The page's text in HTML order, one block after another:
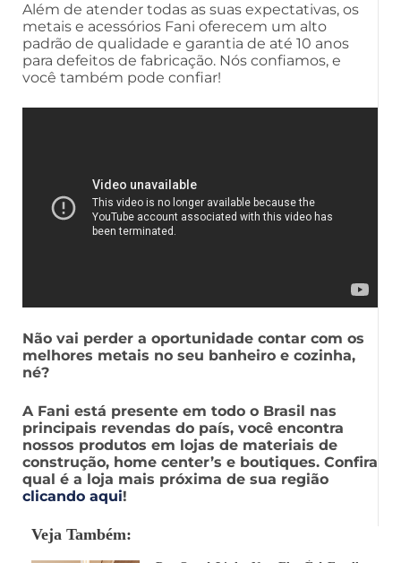
Além de atender todas as suas expectativas, os
metais e acessórios Fani oferecem um alto
padrão de qualidade e garantia de até 10 anos
para defeitos de fabricação. Nós confiamos, e
você também pode confiar!
Não vai perder a oportunidade contar com os
melhores metais no seu banheiro e cozinha,
né?
A Fani está presente em todo o Brasil nas
principais revendas do país, você encontra
nossos produtos em lojas de materiais de
construção, home center’s e boutiques. Confira
qual é a loja mais próxima de sua região
clicando aqui!
Veja Também: